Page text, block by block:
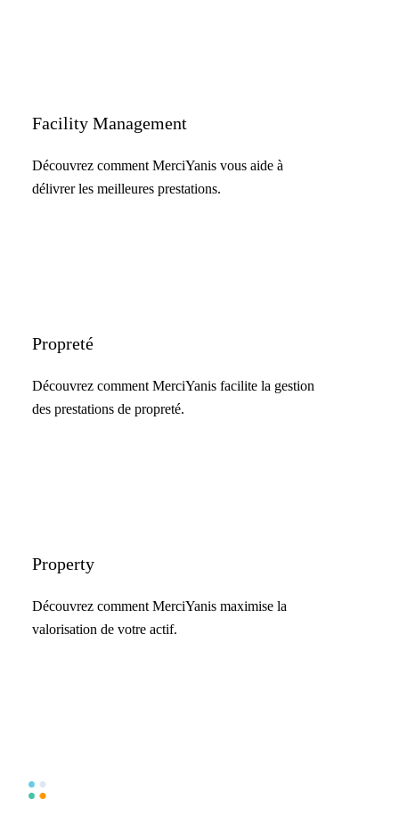
Facility Management
Découvrez comment MerciYanis vous aide à
délivrer les meilleures prestations.
Propreté
Découvrez comment MerciYanis facilite la gestion
des prestations de propreté.
Property
Découvrez comment MerciYanis maximise la
valorisation de votre actif.